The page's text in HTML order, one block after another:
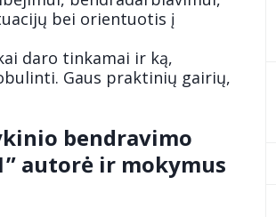
bei orientuotis į
daro tinkamai ir ką,
Gaus praktinių gairių,
bendravimo
autorė ir mokymus